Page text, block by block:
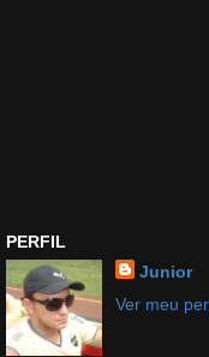
PERFIL
Junior
Ver meu